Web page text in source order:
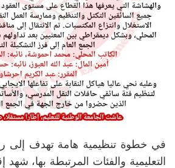
في خطوة تنظيمية هامة تهدف
التعليمية والفئات المرتبطة بها، شهد